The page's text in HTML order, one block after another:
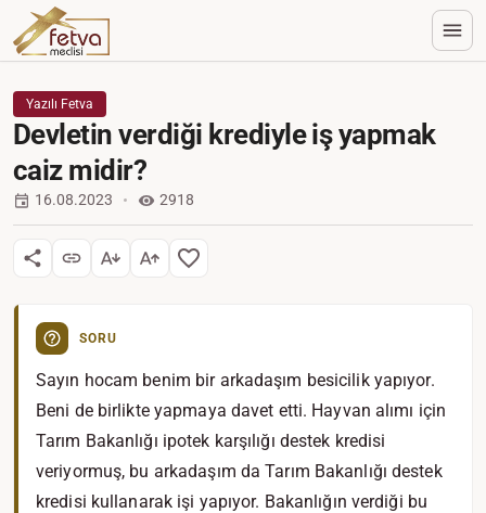
Yazılı Fetva
Devletin verdiği krediyle iş yapmak
caiz midir?
16.08.2023 2918
SORU
Sayın hocam benim bir arkadaşım besicilik yapıyor.
Beni de birlikte yapmaya davet etti. Hayvan alımı için
Tarım Bakanlığı ipotek karşılığı destek kredisi
veriyormuş, bu arkadaşım da Tarım Bakanlığı destek
kredisi kullanarak işi yapıyor. Bakanlığın verdiği bu